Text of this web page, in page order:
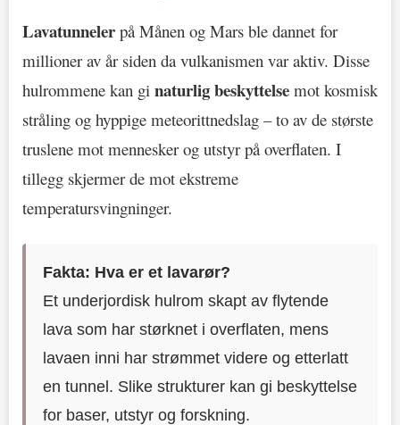
Lavatunneler på Månen og Mars ble dannet for
millioner av år siden da vulkanismen var aktiv. Disse
hulrommene kan gi naturlig beskyttelse mot kosmisk
stråling og hyppige meteorittnedslag – to av de største
truslene mot mennesker og utstyr på overflaten. I
tillegg skjermer de mot ekstreme
temperatursvingninger.
Fakta: Hva er et lavarør?
Et underjordisk hulrom skapt av flytende
lava som har størknet i overflaten, mens
lavaen inni har strømmet videre og etterlatt
en tunnel. Slike strukturer kan gi beskyttelse
for baser, utstyr og forskning.